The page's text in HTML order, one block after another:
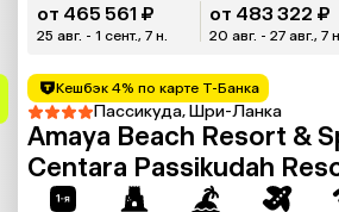
от 465 561 ₽
25 авг. - 1 сент., 7 н.
от 483 322 ₽
20 авг. - 27 авг., 7 н.
Кешбэк 4% по карте Т-Банка
Пассикуда, Шри-Ланка
Amaya Beach Resort &
Centara Passikudah